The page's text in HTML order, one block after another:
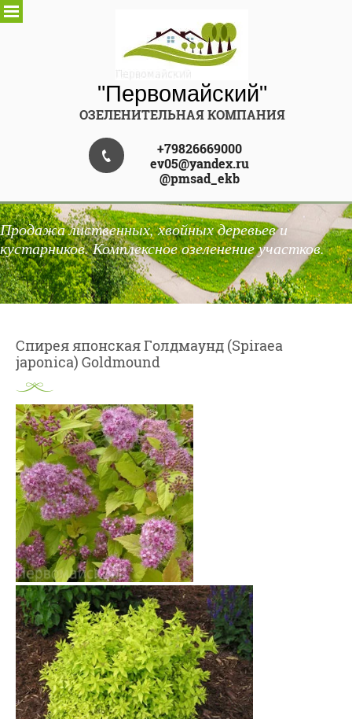
"Первомайский"
ОЗЕЛЕНИТЕЛЬНАЯ КОМПАНИЯ
+79826669000
ev05@yandex.ru
@pmsad_ekb
Продажа лиственных, хвойных деревьев и
кустарников. Комплексное озеленение участков.
Спирея японская Голдмаунд (Spiraea
japonica) Goldmound